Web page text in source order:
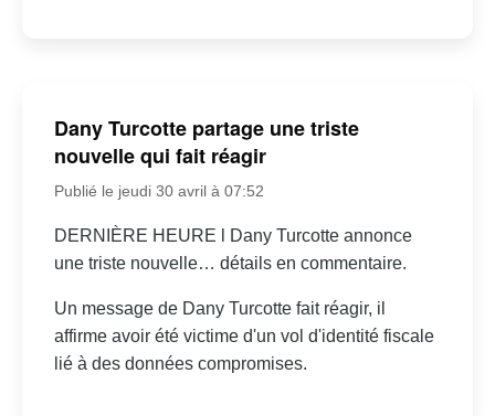
Dany Turcotte partage une triste
nouvelle qui fait réagir
Publié le jeudi 30 avril à 07:52
DERNIÈRE HEURE l Dany Turcotte annonce
une triste nouvelle… détails en commentaire.
Un message de Dany Turcotte fait réagir, il
affirme avoir été victime d'un vol d'identité fiscale
lié à des données compromises.